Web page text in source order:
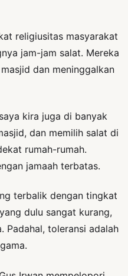
religiusitas masyarakat
jam-jam salat. Mereka
dan meninggalkan
kira juga di banyak
dan memilih salat di
rumah-rumah.
jamaah terbatas.
terbalik dengan tingkat
dulu sangat kurang,
Padahal, toleransi adalah